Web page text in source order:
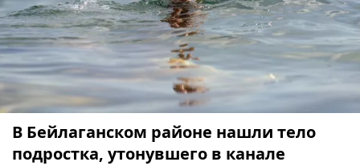
В Бейлаганском районе нашли тело
подростка, утонувшего в канале